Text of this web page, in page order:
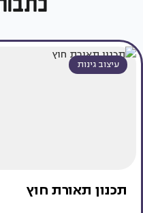
עיצוב גינות
תכנון תאורת חוץ